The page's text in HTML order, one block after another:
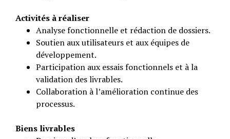
Activités à réaliser
Analyse fonctionnelle et rédaction de dossiers.
Soutien aux utilisateurs et aux équipes de
développement.
Participation aux essais fonctionnels et à la
validation des livrables.
Collaboration à l’amélioration continue des
processus.
Biens livrables